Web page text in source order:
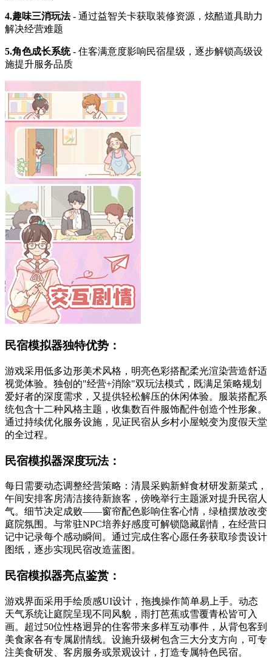
4.趣味三消玩法- 通过益智关卡获取装修资源，炫酷道具助力
解决经营难题
5.角色成长系统- 住客满意度影响民宿星级，逐步解锁高级设
施提升服务品质
民宿模拟器独特优势：
游戏采用低多边形美术风格，明亮色彩搭配柔光渲染营造舒适
视觉体验。独创的"经营+消除"双玩法模式，既满足策略规划
爱好者的深度需求，又提供轻松解压的休闲体验。服装搭配系
统包含十二种风格主题，收集数百件服饰配件创造个性形象。
通过持续优化服务设施，见证民宿从乡村小屋蜕变为度假天堂
的全过程。
民宿模拟器深度玩法：
每日需要动态调整经营策略：清晨采购新鲜食材研发新菜式，
午间安排客房清洁接待新旅客，傍晚举行主题派对提升民宿人
气。细节决定成败——窗帘配色影响住客心情，绿植摆放改变
庭院氛围。与常驻NPC培养好感度可解锁隐藏剧情，在经营日
记中记录每个感动瞬间。通过完成住客心愿任务获取珍贵设计
图纸，逐步实现民宿改造蓝图。
民宿模拟器亮点鉴赏：
游戏界面采用手绘质感UI设计，拖拽操作简单易上手。动态
天气系统让庭院呈现不同风貌，雨打芭蕉或雪覆青松皆可入
画。超过50位性格迥异的住客带来多样互动事件，从背包客到
美食家各有专属剧情线。设施升级树包含三大分支方向，可专
注美食研发、客房服务或景观设计，打造专属特色民宿。